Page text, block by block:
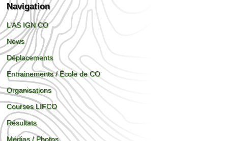
Navigation
L’AS IGN CO
News
Déplacements
Entrainements / École de CO
Organisations
Courses LIFCO
Résultats
Médias / Photos